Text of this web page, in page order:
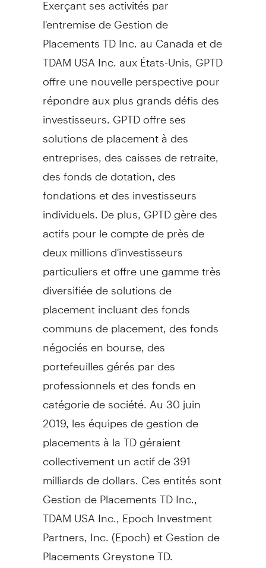
l'entremise de Gestion de
Placements TD Inc. au Canadaet de
TDAMUSA Inc. aux États-Unis, GPTD
offre une nouvelle perspective pour
répondre aux plus grands défis des
investisseurs. GPTD offre ses
solutions de placement à des
entreprises, des caisses de retraite,
des fonds de dotation, des
fondations et des investisseurs
individuels. De plus, GPTD gère des
actifs pour le compte de près de
deux millions d'investisseurs
particuliers et offre une gamme très
diversifiée de solutions de
placement incluant des fonds
communs de placement, des fonds
négociés en bourse, des
portefeuilles gérés par des
professionnels et des fonds en
catégorie de société. Au 30 juin
2019, les équipes de gestion de
placements à la TD géraient
collectivement un actif de 391
milliards de dollars. Ces entités sont
Gestion de Placements TD Inc.,
TDAMUSA Inc., Epoch Investment
Partners, Inc. (Epoch) et Gestion de
Placements Greystone TD.